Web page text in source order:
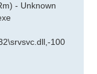
- Unknown
100